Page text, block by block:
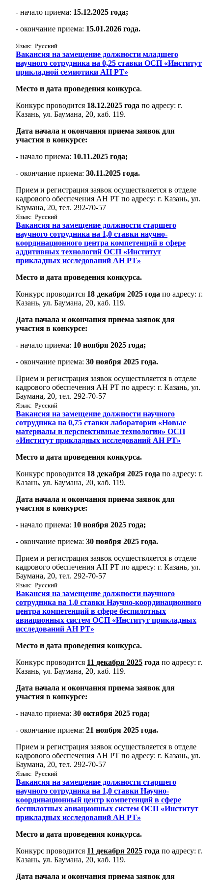
- начало приема: 15.12.2025 года;
- окончание приема: 15.01.2026 года.
Язык: Русский
Вакансия на замещение должности младшего
научного сотрудника на 0,25 ставки ОСП «Институт
прикладной семиотики АН РТ»
Место и дата проведения конкурса.
Конкурс проводится 18.12.2025 года по адресу: г.
Казань, ул. Баумана, 20, каб. 119.
Дата начала и окончания приема заявок для
участия в конкурсе:
- начало приема: 10.11.2025 года;
- окончание приема: 30.11.2025 года.
Прием и регистрация заявок осуществляется в отделе
кадрового обеспечения АН РТ по адресу: г. Казань, ул.
Баумана, 20, тел. 292-70-57
Язык: Русский
Вакансия на замещение должности старшего
научного сотрудника на 1,0 ставки научно-
координационного центра компетенций в сфере
аддитивных технологий ОСП «Институт
прикладных исследований АН РТ»
Место и дата проведения конкурса.
Конкурс проводится 18 декабря 2025 года по адресу: г.
Казань, ул. Баумана, 20, каб. 119.
Дата начала и окончания приема заявок для
участия в конкурсе:
- начало приема: 10 ноября 2025 года;
- окончание приема: 30 ноября 2025 года.
Прием и регистрация заявок осуществляется в отделе
кадрового обеспечения АН РТ по адресу: г. Казань, ул.
Баумана, 20, тел. 292-70-57
Язык: Русский
Вакансия на замещение должности научного
сотрудника на 0,75 ставки лаборатории «Новые
материалы и перспективные технологии» ОСП
«Институт прикладных исследований АН РТ»
Место и дата проведения конкурса.
Конкурс проводится 18 декабря 2025 года по адресу: г.
Казань, ул. Баумана, 20, каб. 119.
Дата начала и окончания приема заявок для
участия в конкурсе:
- начало приема: 10 ноября 2025 года;
- окончание приема: 30 ноября 2025 года.
Прием и регистрация заявок осуществляется в отделе
кадрового обеспечения АН РТ по адресу: г. Казань, ул.
Баумана, 20, тел. 292-70-57
Язык: Русский
Вакансия на замещение должности научного
сотрудника на 1,0 ставки Научно-координационного
центра компетенций в сфере беспилотных
авиационных систем ОСП «Институт прикладных
исследований АН РТ»
Место и дата проведения конкурса.
Конкурс проводится 11 декабря 2025 года по адресу: г.
Казань, ул. Баумана, 20, каб. 119.
Дата начала и окончания приема заявок для
участия в конкурсе:
- начало приема: 30 октября 2025 года;
- окончание приема: 21 ноября 2025 года.
Прием и регистрация заявок осуществляется в отделе
кадрового обеспечения АН РТ по адресу: г. Казань, ул.
Баумана, 20, тел. 292-70-57
Язык: Русский
Вакансия на замещение должности старшего
научного сотрудника на 1,0 ставки Научно-
координационный центр компетенций в сфере
беспилотных авиационных систем ОСП «Институт
прикладных исследований АН РТ»
Место и дата проведения конкурса.
Конкурс проводится 11 декабря 2025 года по адресу: г.
Казань, ул. Баумана, 20, каб. 119.
Дата начала и окончания приема заявок для